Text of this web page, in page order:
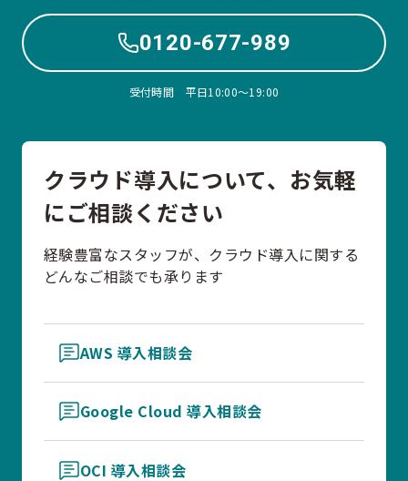
0120-677-989
受付時間 平日10:00〜19:00
クラウド導入について、お気軽
にご相談ください
経験豊富なスタッフが、クラウド導入に関する
どんなご相談でも承ります
AWS 導入相談会
Google Cloud 導入相談会
OCI 導入相談会